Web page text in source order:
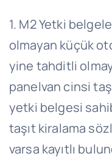
1. M2 Yetki
olmayan küçük
yine tahditli
panelvan cinsi
yetki belgesi
taşıt kiralama
varsa kayıtlı